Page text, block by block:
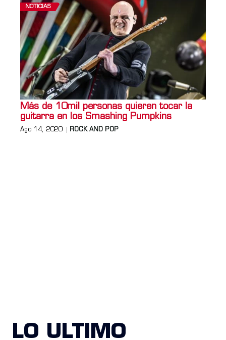
NOTICIAS
Más de 10mil personas quieren tocar la
guitarra en los Smashing Pumpkins
Ago 14, 2020 ROCK AND POP
LO ULTIMO